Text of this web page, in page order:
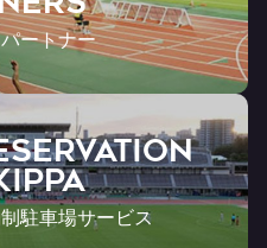
ートナー
駐車場サービス